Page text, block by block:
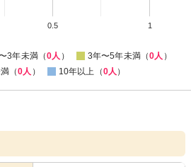
0.5 1
3年未満（0人 ） 3年〜5年未満（0人 ）
（0人 ） 10年以上（0人 ）